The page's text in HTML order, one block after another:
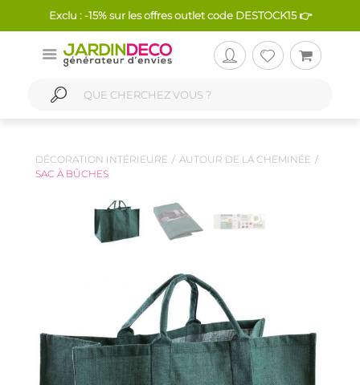
Exclu : -15% sur les offres outlet code DESTOCK15 👉
DÉCORATION INTÉRIEURE
AUTOUR DE LA CHEMINÉE
SAC À BÛCHES